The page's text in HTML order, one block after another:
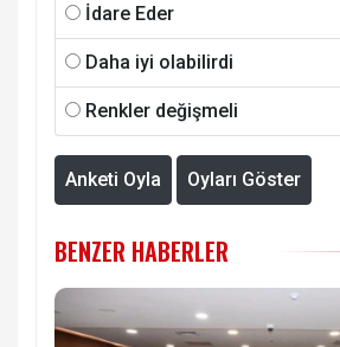
İdare Eder
Daha iyi olabilirdi
Renkler değişmeli
Anketi Oyla Oyları Göster
BENZER HABERLER